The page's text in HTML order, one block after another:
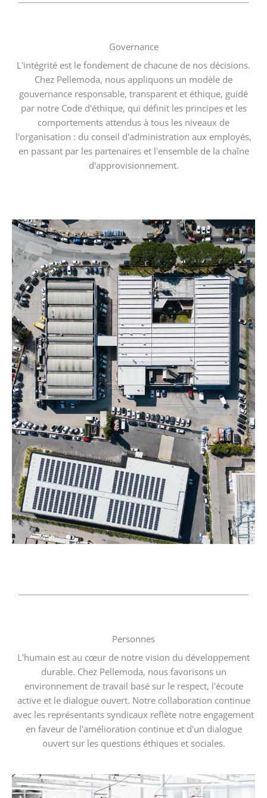
Governance
L'intégrité est le fondement de chacune de nos décisions.
Chez Pellemoda, nous appliquons un modèle de
gouvernance responsable, transparent et éthique, guidé
par notre Code d'éthique, qui définit les principes et les
comportements attendus à tous les niveaux de
l'organisation : du conseil d'administration aux employés,
en passant par les partenaires et l'ensemble de la chaîne
d'approvisionnement.
Personnes
L'humain est au cœur de notre vision du développement
durable. Chez Pellemoda, nous favorisons un
environnement de travail basé sur le respect, l'écoute
active et le dialogue ouvert. Notre collaboration continue
avec les représentants syndicaux reflète notre engagement
en faveur de l'amélioration continue et d'un dialogue
ouvert sur les questions éthiques et sociales.